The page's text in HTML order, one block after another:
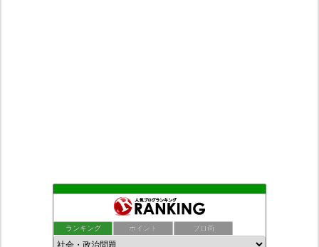
ランキング ポイント ブロ画
死神タカ位置サナエのオイルショックドクトリン憲法改悪計画！
恥を知れ、恥を
ダリチョコ dalichoko